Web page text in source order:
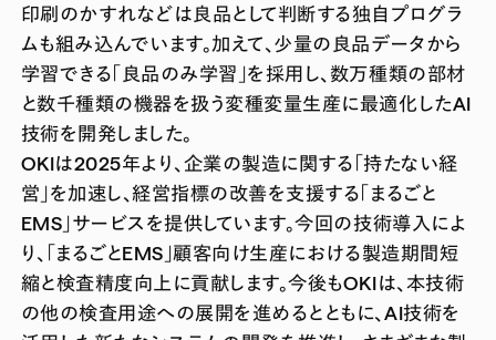
印刷のかすれなどは良品として判断する独自プログラ
ムも組み込んでいます。加えて、少量の良品データから
学習できる「良品のみ学習」を採用し、数万種類の部材
と数千種類の機器を扱う変種変量生産に最適化したAI
技術を開発しました。
OKIは2025年より、企業の製造に関する「持たない経
営」を加速し、経営指標の改善を支援する「まるごと
EMS」サービスを提供しています。今回の技術導入によ
り、「まるごとEMS」顧客向け生産における製造期間短
縮と検査精度向上に貢献します。今後もOKIは、本技術
の他の検査用途への展開を進めるとともに、AI技術を